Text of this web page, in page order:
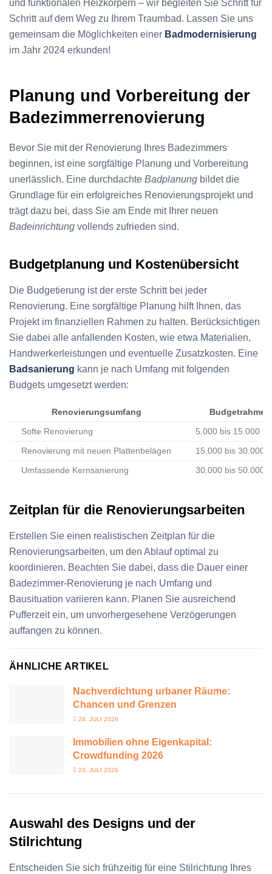
und funktionalen Heizkörpern – wir begleiten Sie Schritt für
Schritt auf dem Weg zu Ihrem Traumbad. Lassen Sie uns
gemeinsam die Möglichkeiten einer Badmodernisierung
im Jahr 2024 erkunden!
Planung und Vorbereitung der
Badezimmerrenovierung
Bevor Sie mit der Renovierung Ihres Badezimmers
beginnen, ist eine sorgfältige Planung und Vorbereitung
unerlässlich. Eine durchdachte Badplanung bildet die
Grundlage für ein erfolgreiches Renovierungsprojekt und
trägt dazu bei, dass Sie am Ende mit Ihrer neuen
Badeinrichtung vollends zufrieden sind.
Budgetplanung und Kostenübersicht
Die Budgetierung ist der erste Schritt bei jeder
Renovierung. Eine sorgfältige Planung hilft Ihnen, das
Projekt im finanziellen Rahmen zu halten. Berücksichtigen
Sie dabei alle anfallenden Kosten, wie etwa Materialien,
Handwerkerleistungen und eventuelle Zusatzkosten. Eine
Badsanierung kann je nach Umfang mit folgenden
Budgets umgesetzt werden:
Renovierungsumfang Budgetrahmen
Softe Renovierung 5.000 bis 15.000
Renovierung mit neuen Plattenbelägen 15.000 bis 30.000
Umfassende Kernsanierung 30.000 bis 50.000
Zeitplan für die Renovierungsarbeiten
Erstellen Sie einen realistischen Zeitplan für die
Renovierungsarbeiten, um den Ablauf optimal zu
koordinieren. Beachten Sie dabei, dass die Dauer einer
Badezimmer-Renovierung je nach Umfang und
Bausituation variieren kann. Planen Sie ausreichend
Pufferzeit ein, um unvorhergesehene Verzögerungen
auffangen zu können.
ÄHNLICHE ARTIKEL
Nachverdichtung urbaner Räume:
Chancen und Grenzen
24. JULI 2026
Immobilien ohne Eigenkapital:
Crowdfunding 2026
23. JULI 2026
Auswahl des Designs und der
Stilrichtung
Entscheiden Sie sich frühzeitig für eine Stilrichtung Ihres